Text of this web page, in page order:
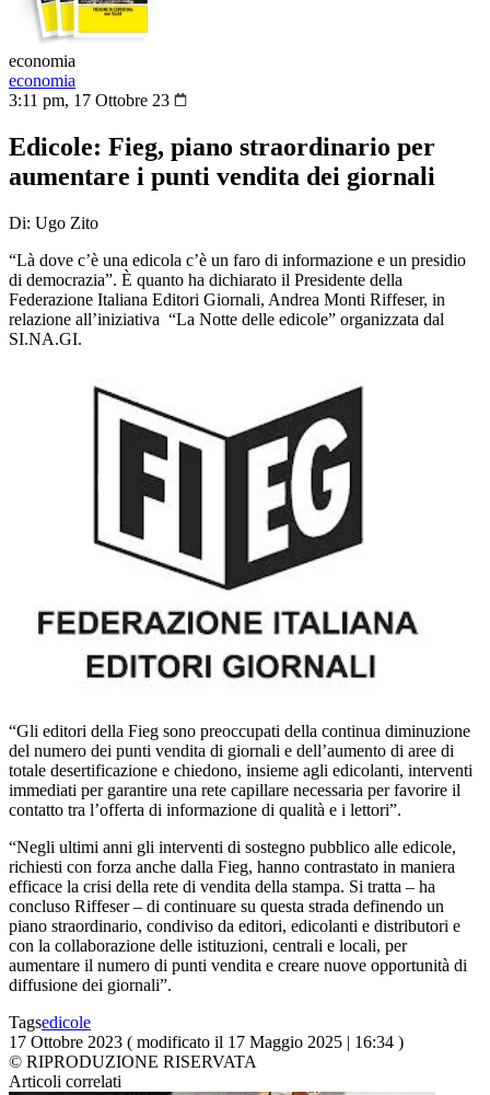
economia
economia
3:11 pm, 17 Ottobre 23
Edicole: Fieg, piano straordinario per
aumentare i punti vendita dei giornali
Di: Ugo Zito
“Là dove c’è una edicola c’è un faro di informazione e un presidio
di democrazia”. È quanto ha dichiarato il Presidente della
Federazione Italiana Editori Giornali, Andrea Monti Riffeser, in
relazione all’iniziativa “La Notte delle edicole” organizzata dal
SI.NA.GI.
“Gli editori della Fieg sono preoccupati della continua diminuzione
del numero dei punti vendita di giornali e dell’aumento di aree di
totale desertificazione e chiedono, insieme agli edicolanti, interventi
immediati per garantire una rete capillare necessaria per favorire il
contatto tra l’offerta di informazione di qualità e i lettori”.
“Negli ultimi anni gli interventi di sostegno pubblico alle edicole,
richiesti con forza anche dalla Fieg, hanno contrastato in maniera
efficace la crisi della rete di vendita della stampa. Si tratta – ha
concluso Riffeser – di continuare su questa strada definendo un
piano straordinario, condiviso da editori, edicolanti e distributori e
con la collaborazione delle istituzioni, centrali e locali, per
aumentare il numero di punti vendita e creare nuove opportunità di
diffusione dei giornali”.
Tagsedicole
17 Ottobre 2023 ( modificato il 17 Maggio 2025 | 16:34 )
© RIPRODUZIONE RISERVATA
Articoli correlati